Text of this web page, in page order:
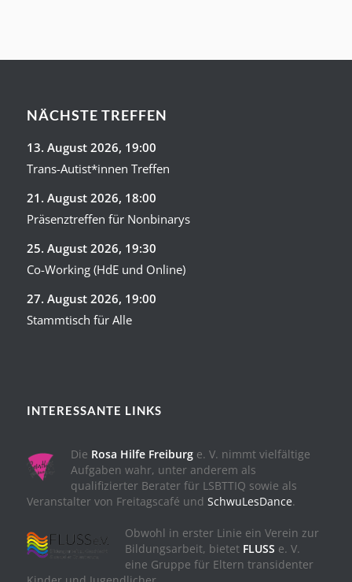
NÄCHSTE TREFFEN
13. August 2026, 19:00
Trans-Autist*innen Treffen
21. August 2026, 18:00
Präsenztreffen für Nonbinarys
25. August 2026, 19:30
Co-Working (HdE und Online)
27. August 2026, 19:00
Stammtisch für Alle
INTERESSANTE LINKS
Die Rosa Hilfe Freiburge. V. nimmt vielfältige
Aufgaben wahr, unter anderem als
qualifizierter Berater für LSBTTIQ sowie als
Veranstalter von Freitagscafé und SchwuLesDance.
Obwohl in erster Linie ein Verein zur
Bildungsarbeit, bietet FLUSS e. V.
eine Gruppe für Eltern transidenter